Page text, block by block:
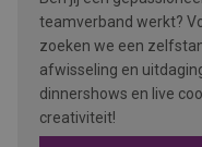
teamverband werkt?
zoeken we een
afwisseling en
dinnershows en live
creativiteit!